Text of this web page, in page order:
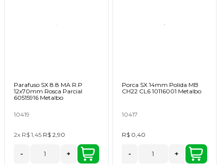
Parafuso SX 8.8 MA R.P
12x70mm Rosca Parcial
60515916 Metalbo
10419
2x R$ 1,45 R$ 2,90
- +
Porca SX 14mm Polida MB
CH22 CL6 10116001 Metalbo
10417
R$ 0,40
- +